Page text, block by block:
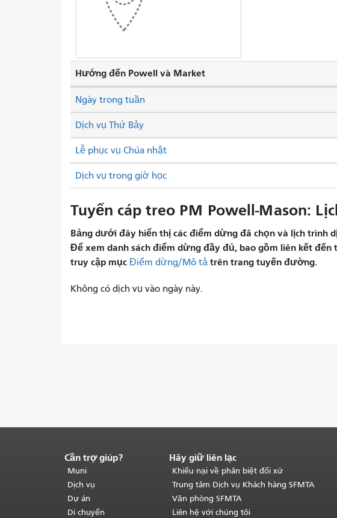
Hướng đến Powell và Market
Dịch vụ Thứ Bảy
Lễ phục vụ Chúa nhật
Ngày trong tuần
Dịch vụ trong giờ học
Tuyến cáp treo PM Powell-Mason:
Bảng dưới đây hiển thị các điểm dừng đã chọn và lịch trình
Để xem danh sách điểm dừng đầy đủ, bao gồm liên kết
truy cập mục Điểm dừng/Mô tả trên trang tuyến đường.
Không có dịch vụ vào ngày này.
Kết
thúc
nội
dung
trang.Phần
Cần trợ giúp?
Muni
Dịch vụ
Dự án
Di chuyển
Hãy giữ liên lạc
Khiếu nại về phân biệt đối xử
Trung tâm Dịch vụ Khách hàng SFMTA
Văn phòng SFMTA
Liên hệ với chúng tôi